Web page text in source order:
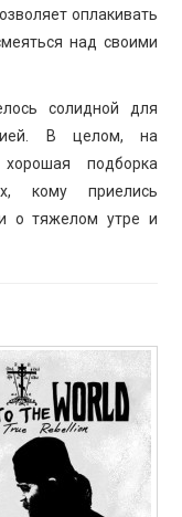
оплакивать
над своими
солидной для
В целом, на
подборка
кому приелись
о тяжелом утре и